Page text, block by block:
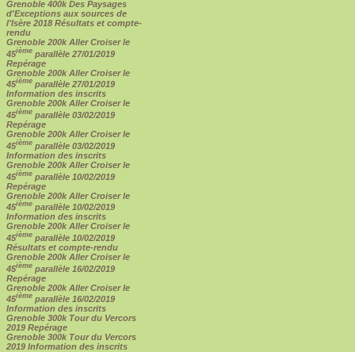
Grenoble 400k Des Paysages
d'Exceptions aux sources de
l'Isère 2018 Résultats et compte-
rendu
Grenoble 200k Aller Croiser le
45ième parallèle 27/01/2019
Repérage
Grenoble 200k Aller Croiser le
45ième parallèle 27/01/2019
Information des inscrits
Grenoble 200k Aller Croiser le
45ième parallèle 03/02/2019
Repérage
Grenoble 200k Aller Croiser le
45ième parallèle 03/02/2019
Information des inscrits
Grenoble 200k Aller Croiser le
45ième parallèle 10/02/2019
Repérage
Grenoble 200k Aller Croiser le
45ième parallèle 10/02/2019
Information des inscrits
Grenoble 200k Aller Croiser le
45ième parallèle 10/02/2019
Résultats et compte-rendu
Grenoble 200k Aller Croiser le
45ième parallèle 16/02/2019
Repérage
Grenoble 200k Aller Croiser le
45ième parallèle 16/02/2019
Information des inscrits
Grenoble 300k Tour du Vercors
2019 Repérage
Grenoble 300k Tour du Vercors
2019 Information des inscrits